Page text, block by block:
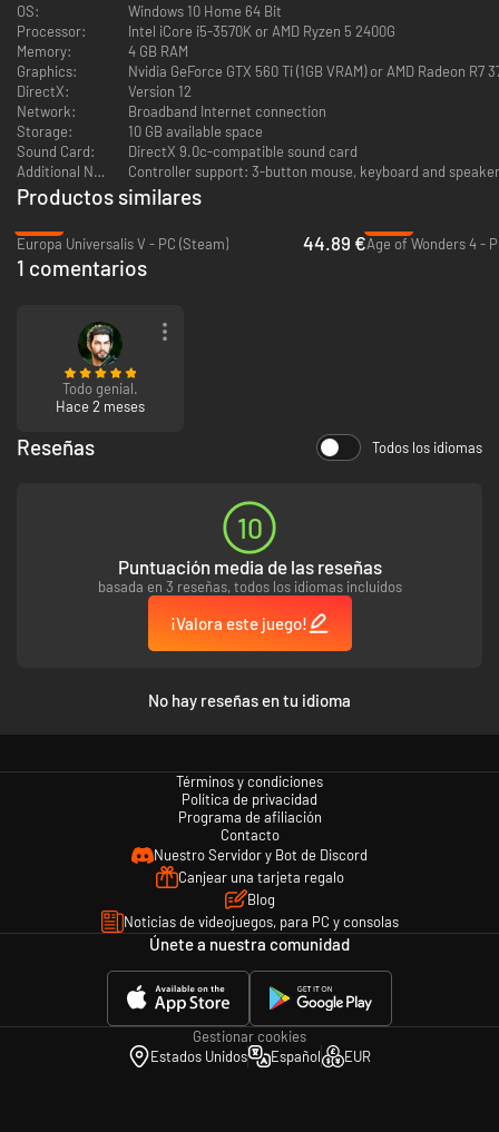
OS:
Windows 10 Home 64 Bit
Processor:
Intel iCore i5-3570K or AMD Ryzen 5 2400G
Memory:
4 GB RAM
Graphics:
Nvidia GeForce GTX 560 Ti (1GB VRAM) or AMD
DirectX:
Version 12
Network:
Broadband Internet connection
Storage:
10 GB available space
Sound Card:
DirectX 9.0c-compatible sound card
Additional Notes:
Controller support: 3-button mouse, keyboard and
Productos similares
Europa Universalis V - PC (Steam)
44.89 €Age of Wonders 4 -
1 comentarios
Todo genial.
Hace 2 meses
Reseñas Todos los idiomas
10
Puntuación media de las reseñas
basada en 3 reseñas, todos los idiomas incluidos
¡Valora este juego!
No hay reseñas en tu idioma
Términos y condiciones
Política de privacidad
Programa de afiliación
Contacto
Nuestro Servidor y Bot de Discord
Canjear una tarjeta regalo
Blog
Noticias de videojuegos, para PC y consolas
Únete a nuestra comunidad
Gestionar cookies
Estados Unidos
Español EUR